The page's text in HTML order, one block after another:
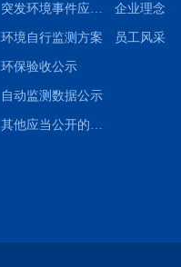
环境自行监测方案
环保验收公示
自动监测数据公示
企业理念
员工风采